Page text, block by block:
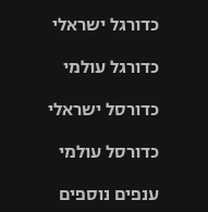
כדורגל ישראלי
גביע הטוטו
כדורגל עולמי
האלופות
ליגה
כדורסל ישראלי
סל
כדורסל עולמי
ענפים נוספים